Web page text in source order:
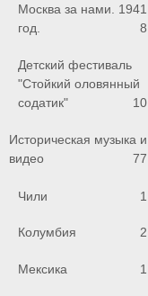
Москва за нами. 1941
год.
8
Детский фестиваль
"Стойкий оловянный
содатик"
10
Историческая музыка и
видео
77
Чили 1
Колумбия 2
Мексика 1